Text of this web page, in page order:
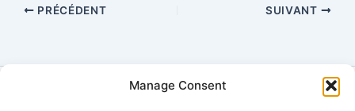
Manage Consent
PRÉCÉDENT SUIVANT